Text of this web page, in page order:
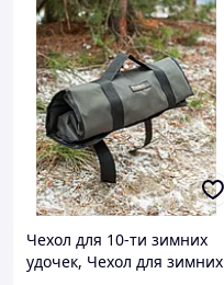
Чехол для 10-ти зимних
удочек, Чехол для зимних